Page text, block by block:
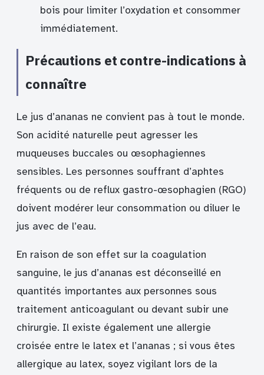
bois pour limiter l’oxydation et consommer
immédiatement.
Précautions et contre-indications à
connaître
Le jus d’ananas ne convient pas à tout le monde.
Son acidité naturelle peut agresser les
muqueuses buccales ou œsophagiennes
sensibles. Les personnes souffrant d’aphtes
fréquents ou de reflux gastro-œsophagien (RGO)
doivent modérer leur consommation ou diluer le
jus avec de l’eau.
En raison de son effet sur la coagulation
sanguine, le jus d’ananas est déconseillé en
quantités importantes aux personnes sous
traitement anticoagulant ou devant subir une
chirurgie. Il existe également une allergie
croisée entre le latex et l’ananas ; si vous êtes
allergique au latex, soyez vigilant lors de la